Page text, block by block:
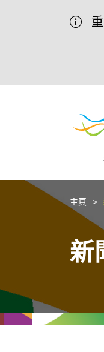
營商
獨特
盛事
最
在港
都會
在港
初創
推廣
推
推
最新
媒體
主頁
新